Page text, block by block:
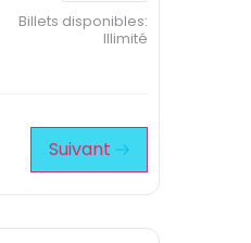
Billets disponibles:
Illimité
Suivant